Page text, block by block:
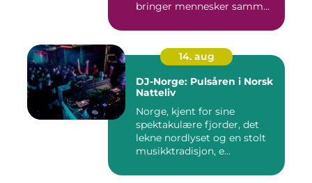
bringer mennesker samm...
14. aug
DJ-Norge: Pulsåren i Norsk
Natteliv
Norge, kjent for sine
spektakulære fjorder, det
lekne nordlyset og en stolt
musikktradisjon, e...